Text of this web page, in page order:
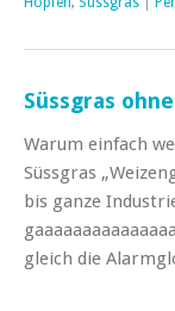
Süssgras
Warum einfach
Süssgras
bis ganze
gleich die